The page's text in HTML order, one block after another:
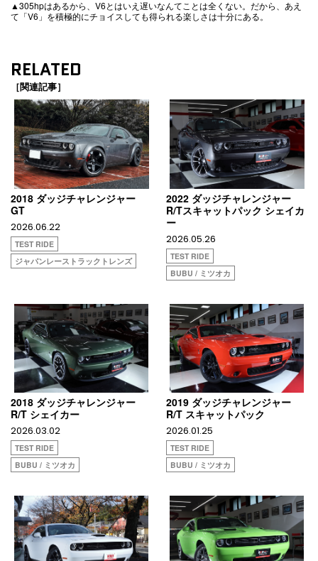
▲305hpはあるから、V6とはいえ遅いなんてことは全くない。だから、あえ
て「V6」を積極的にチョイスしても得られる楽しさは十分にある。
RELATED
［関連記事］
2018 ダッジチャレンジャー
GT
2026.06.22
TEST RIDE
ジャパンレーストラックトレンズ
2022 ダッジチャレンジャー
R/Tスキャットパック シェイカ
ー
2026.05.26
TEST RIDE
BUBU / ミツオカ
2018 ダッジチャレンジャー
R/T シェイカー
2026.03.02
TEST RIDE
BUBU / ミツオカ
2019 ダッジチャレンジャー
R/T スキャットパック
2026.01.25
TEST RIDE
BUBU / ミツオカ